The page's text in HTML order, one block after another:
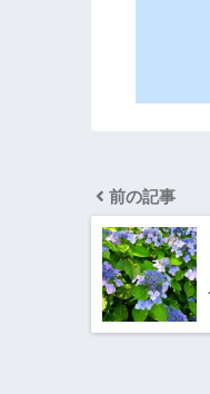
前の記事